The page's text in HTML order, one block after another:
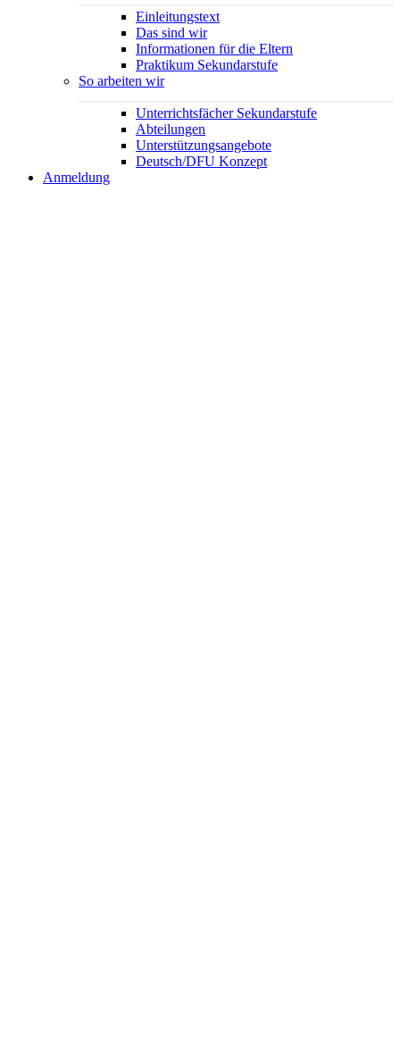
Einleitungstext
Das sind wir
Informationen für die Eltern
Praktikum Sekundarstufe
So arbeiten wir
Unterrichtsfächer Sekundarstufe
Abteilungen
Unterstützungsangebote
Deutsch/DFU Konzept
Anmeldung